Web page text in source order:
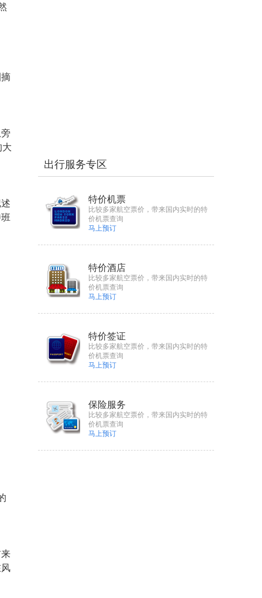
大
出行服务专区
特价机票
比较多家航空票价，带来国内实时的特
价机票查询
马上预订
特价酒店
比较多家航空票价，带来国内实时的特
价机票查询
马上预订
特价签证
比较多家航空票价，带来国内实时的特
价机票查询
马上预订
保险服务
比较多家航空票价，带来国内实时的特
价机票查询
马上预订